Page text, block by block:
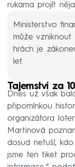
rukama projít
Ministerstvo
může vzniknout
hrách je
let.
Tajemství za
Dnes už však
připomínkou
organizátora
Martinová
dosud netuší,
jsme ten tiket